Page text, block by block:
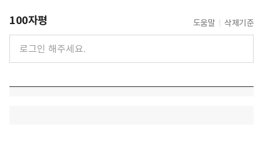
100자평 도움말 삭제기준